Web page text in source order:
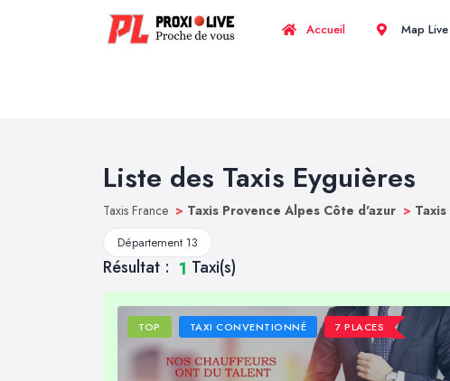
Accueil Map Live
Liste des Taxis Eyguières
Taxis France > Taxis Provence Alpes Côte d'azur >
Département 13
Résultat : 1 Taxi(s)
TOP TAXI CONVENTIONNÉ 7 PLACES